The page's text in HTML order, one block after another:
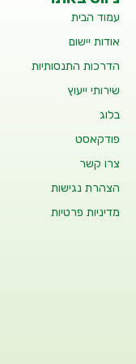
עמוד הבית
אודות יישום
הדרכות התנסותיות
שירותי ייעוץ
בלוג
פודקאסט
צרו קשר
הצהרת נגישות
מדיניות פרטיות